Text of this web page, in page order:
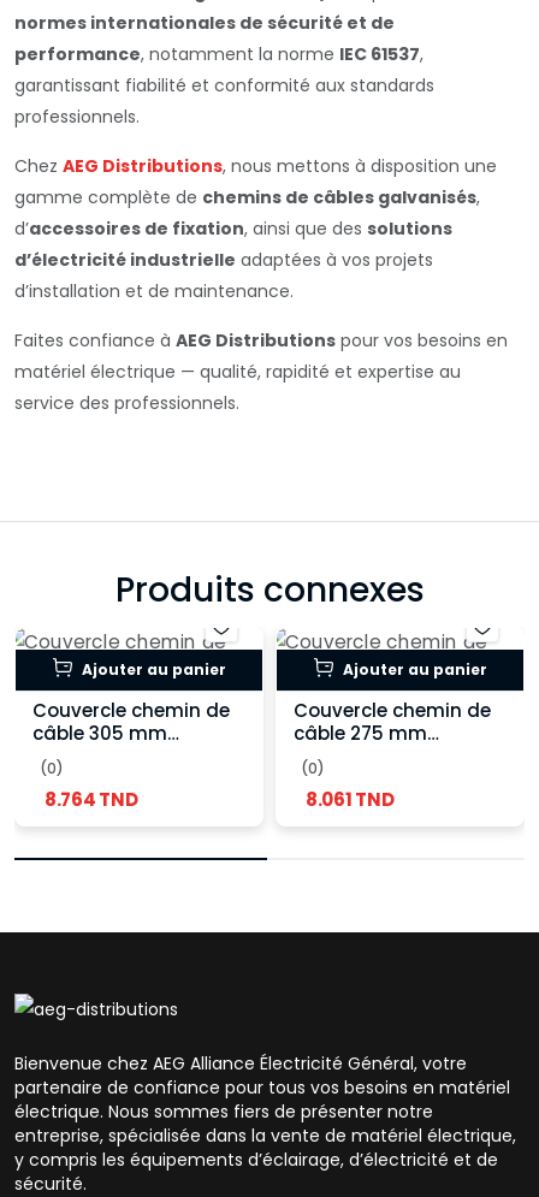
normes internationales de sécurité et de
performance, notamment la norme IEC 61537,
garantissant fiabilité et conformité aux standards
professionnels.
Chez AEG Distributions, nous mettons à disposition une
gamme complète de chemins de câbles galvanisés,
d’accessoires de fixation, ainsi que des solutions
d’électricité industrielle adaptées à vos projets
d’installation et de maintenance.
Faites confiance à AEG Distributions pour vos besoins en
matériel électrique — qualité, rapidité et expertise au
service des professionnels.
Produits connexes
Ajouter au panier
Couvercle chemin de
câble 305 mm
galvanisé
(0)
8.764 TND
Ajouter au panier
Couvercle chemin de
câble 275 mm
galvanisé
(0)
8.061 TND
Bienvenue chez AEG Alliance Électricité Général, votre
partenaire de confiance pour tous vos besoins en matériel
électrique. Nous sommes fiers de présenter notre
entreprise, spécialisée dans la vente de matériel électrique,
y compris les équipements d’éclairage, d’électricité et de
sécurité.